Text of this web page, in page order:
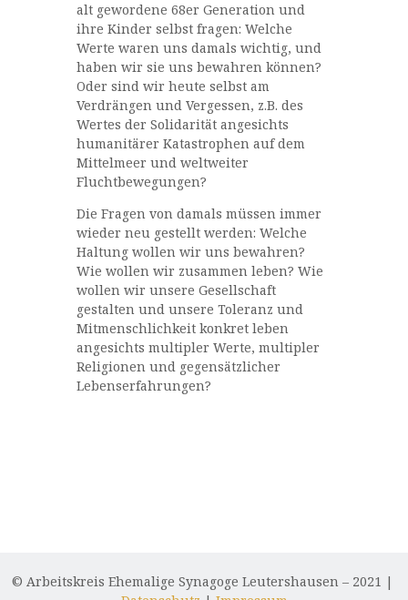
alt gewordene 68er Generation und
ihre Kinder selbst fragen: Welche
Werte waren uns damals wichtig, und
haben wir sie uns bewahren können?
Oder sind wir heute selbst am
Verdrängen und Vergessen, z.B. des
Wertes der Solidarität angesichts
humanitärer Katastrophen auf dem
Mittelmeer und weltweiter
Fluchtbewegungen?
Die Fragen von damals müssen immer
wieder neu gestellt werden: Welche
Haltung wollen wir uns bewahren?
Wie wollen wir zusammen leben? Wie
wollen wir unsere Gesellschaft
gestalten und unsere Toleranz und
Mitmenschlichkeit konkret leben
angesichts multipler Werte, multipler
Religionen und gegensätzlicher
Lebenserfahrungen?
© Arbeitskreis Ehemalige Synagoge Leutershausen – 2021 |